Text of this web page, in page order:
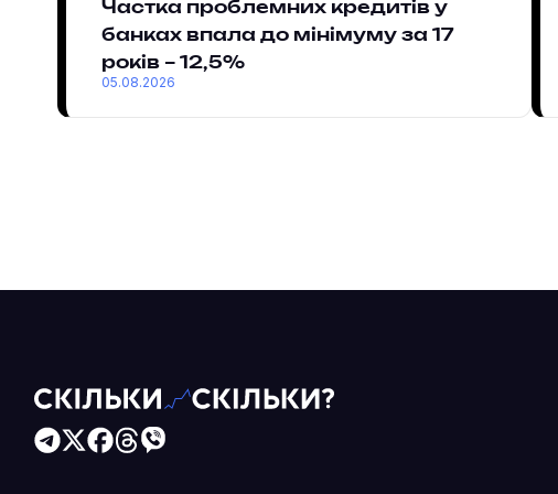
Частка проблемних кредитів у
банках впала до мінімуму за 17
років – 12,5%
05.08.2026
Читайте більше в наших соцмережах